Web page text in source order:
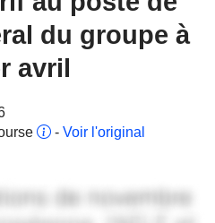
du groupe à
avril
- Voir l'original